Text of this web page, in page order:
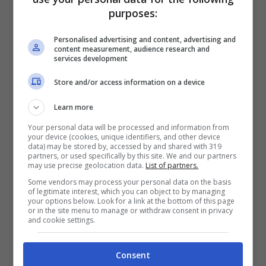
pietra e dalle rocce granitiche, questo
bellezza delle sue architetture. Le case,
infatti, sono realizzate in pietra, e
affascinano per la loro particolarità. Il
granito, invece, rende questo borgo
davvero suggestivo, come se racontasse,
attraverso questo materiale, la storia che è
passata fra le vie di questo paese.
Da non perdere il nuraghe Aeddos, che si
contraddistingue per la sua maestosità e
che risale all’Età del Bronzo ed è realizzato
purposes:
Personalised advertising and content, advertising and
content measurement, audience research and
services development
Store and/or access information on a device
Learn more
Your personal data will be processed and information from
your device (cookies, unique identifiers, and other device
data) may be stored by, accessed by and shared with 319
partners, or used specifically by this site. We and our partners
may use precise geolocation data. List of partners.
Some vendors may process your personal data on the basis
of legitimate interest, which you can object to by managing
your options below. Look for a link at the bottom of this page
or in the site menu to manage or withdraw consent in privacy
and cookie settings.
Consent